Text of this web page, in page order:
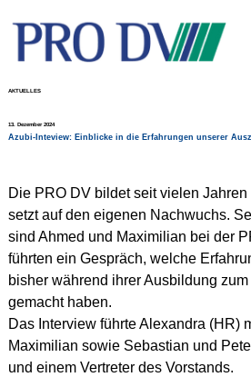
AKTUELLES
13. Dezember 2024
Azubi-Inteview: Einblicke in die Erfahrungen unserer
Die PRO DV bildet seit vielen
setzt auf den eigenen Nachwuchs.
sind Ahmed und Maximilian bei der
führten ein Gespräch, welche
bisher während ihrer Ausbildung
gemacht haben.
Das Interview führte Alexandra (HR)
Maximilian sowie Sebastian und
und einem Vertreter des Vorstands.